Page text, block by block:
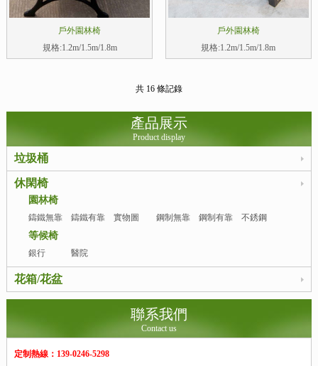
產品展示
Product display
垃圾桶
休閑椅
園林椅
鑄鐵無靠
背
鑄鐵有靠
實物圖
鋼制無靠
鋼制有靠
不銹鋼
等候椅
銀行 醫院
花箱/花盆
聯系我們
Contact us
定制熱線：139-0246-5298
戶外園林椅
規格:1.2m/1.5m/1.8m
戶外園林椅
規格:1.2m/1.5m/1.8m
共 16 條記錄